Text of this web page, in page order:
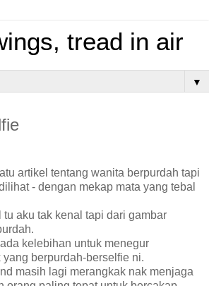
tread in air
▼
artikel tentang wanita berpurdah tapi
- dengan mekap mata yang tebal
aku tak kenal tapi dari gambar
kelebihan untuk menegur
berpurdah-berselfie ni.
masih lagi merangkak nak menjaga